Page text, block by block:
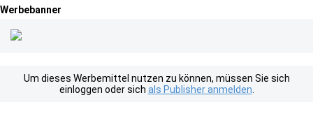
Werbebanner
Um dieses Werbemittel nutzen zu können, müssen Sie sich
einloggen oder sich als Publisher anmelden